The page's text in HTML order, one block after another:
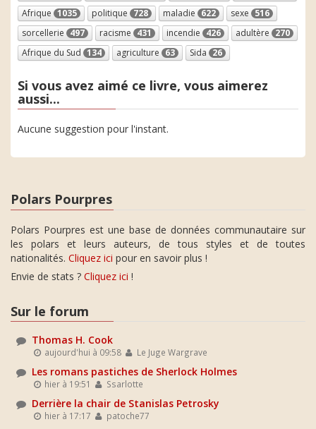
Afrique 1035 politique 728 maladie 622 sexe 516
sorcellerie 497 racisme 431 incendie 426 adultère 270
Afrique du Sud 134 agriculture 63 Sida 26
Si vous avez aimé ce livre, vous aimerez
aussi...
Aucune suggestion pour l'instant.
Polars Pourpres
Polars Pourpres est une base de données communautaire sur
les polars et leurs auteurs, de tous styles et de toutes
nationalités. Cliquez ici pour en savoir plus !
Envie de stats ? Cliquez ici !
Sur le forum
Thomas H. Cook
aujourd'hui à 09:58 Le Juge Wargrave
Les romans pastiches de Sherlock Holmes
hier à 19:51 Ssarlotte
Derrière la chair de Stanislas Petrosky
hier à 17:17 patoche77